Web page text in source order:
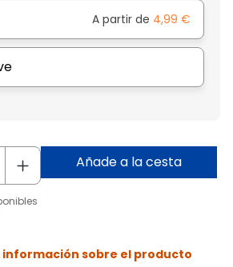
A partir de 4,99 €
Añade a la cesta
información sobre el producto